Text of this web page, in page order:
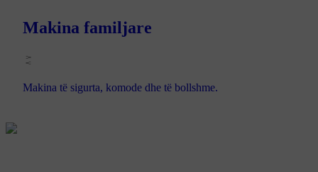
Makina familjare
Makina të sigurta, komode dhe të bollshme.